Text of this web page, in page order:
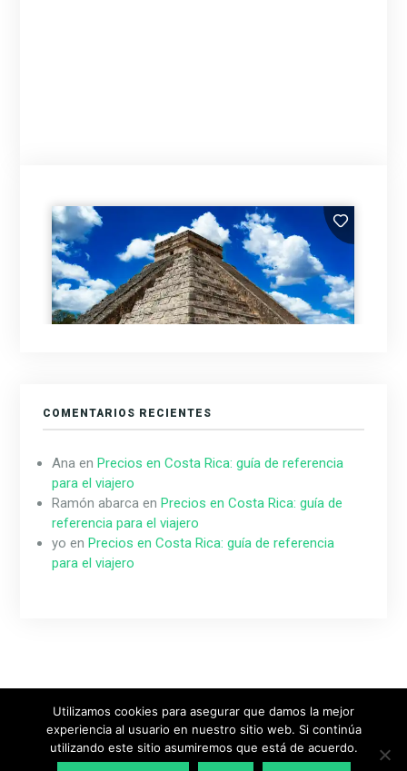
COMENTARIOS RECIENTES
Ana enPrecios en Costa Rica: guía de referencia
para el viajero
Ramón abarca enPrecios en Costa Rica: guía de
referencia para el viajero
yo enPrecios en Costa Rica: guía de referencia
para el viajero
Diseñado & Desarrollado por MeridianThemes
Utilizamos cookies para asegurar que damos la mejor
experiencia al usuario en nuestro sitio web. Si continúa
utilizando este sitio asumiremos que está de acuerdo.